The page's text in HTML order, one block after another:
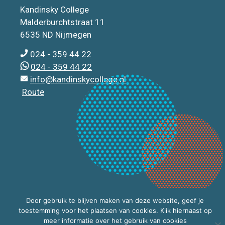
Kandinsky College
Malderburchtstraat 11
6535 ND Nijmegen
024 - 359 44 22
024 - 359 44 22
info@kandinskycollege.nl
Route
Door gebruik te blijven maken van deze website, geef je
toestemming voor het plaatsen van cookies. Klik hiernaast op
meer informatie over het gebruik van cookies